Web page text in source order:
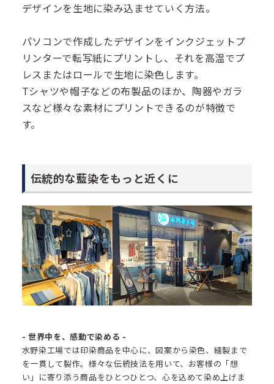
デザインを生地に染み込ませていく方法。
パソコンで作成したデザインをインクジェットプ
リンターで転写紙にプリントし、それを高温でプ
レスまたはロールで生地に染色します。
Tシャツや帽子などの布製品のほか、陶器やガラ
スなど様々な素材にプリントできるのが特徴で
す。
伝統的な藍染をもっと近くに
- 世界中を、感動で染める -
水野染工場では印染商品を中心に、図案から染色、縫製まで
を一貫して製作。様々な伝統技法を用いて、お客様の「想
い」に寄り添う商品をひとつひとつ、心を込めて染め上げま